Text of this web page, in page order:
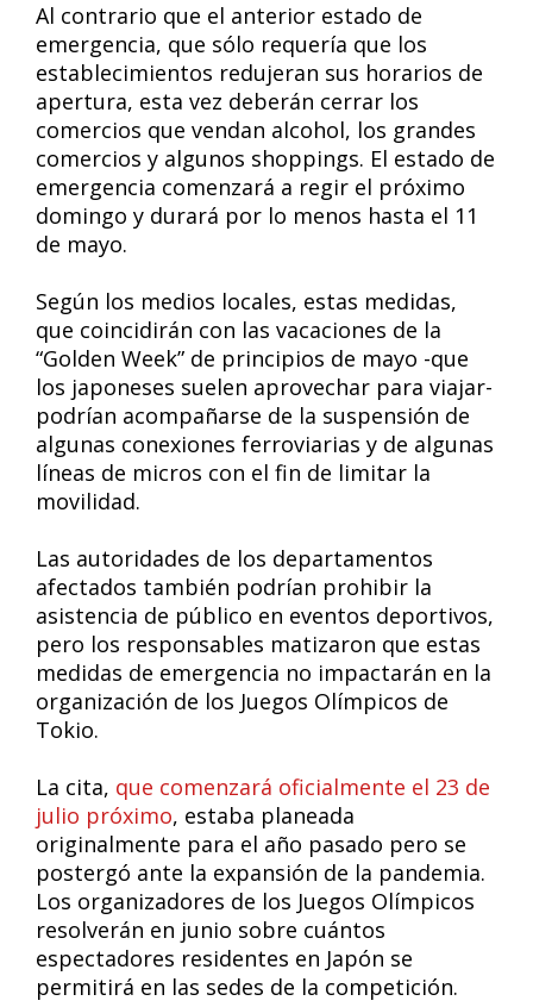
Al contrario que el anterior estado de
emergencia, que sólo requería que los
establecimientos redujeran sus horarios de
apertura, esta vez deberán cerrar los
comercios que vendan alcohol, los grandes
comercios y algunos shoppings. El estado de
emergencia comenzará a regir el próximo
domingo y durará por lo menos hasta el 11
de mayo.
Según los medios locales, estas medidas,
que coincidirán con las vacaciones de la
“Golden Week” de principios de mayo -que
los japoneses suelen aprovechar para viajar-
podrían acompañarse de la suspensión de
algunas conexiones ferroviarias y de algunas
líneas de micros con el fin de limitar la
movilidad.
Las autoridades de los departamentos
afectados también podrían prohibir la
asistencia de público en eventos deportivos,
pero los responsables matizaron que estas
medidas de emergencia no impactarán en la
organización de los Juegos Olímpicos de
Tokio.
La cita, que comenzará oficialmente el 23 de
julio próximo, estaba planeada
originalmente para el año pasado pero se
postergó ante la expansión de la pandemia.
Los organizadores de los Juegos Olímpicos
resolverán en junio sobre cuántos
espectadores residentes en Japón se
permitirá en las sedes de la competición.